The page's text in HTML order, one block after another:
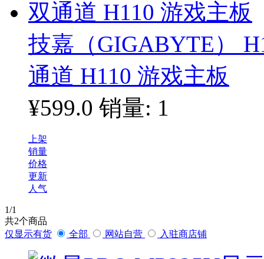
技嘉（GIGABYTE）
通道 H110 游戏主板
¥599.0 销量: 1
上架
销量
价格
更新
人气
1/1
共2个商品
仅显示有货
全部 网站自营 入驻商店铺